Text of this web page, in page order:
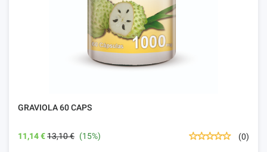
GRAVIOLA 60 CAPS
11,14 €13,10 € (15%) (0)